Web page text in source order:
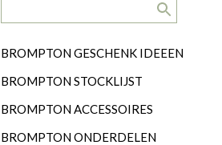
Categorieën
BROMPTON GESCHENK IDEEEN
BROMPTON STOCKLIJST
BROMPTON ACCESSOIRES
BROMPTON ONDERDELEN